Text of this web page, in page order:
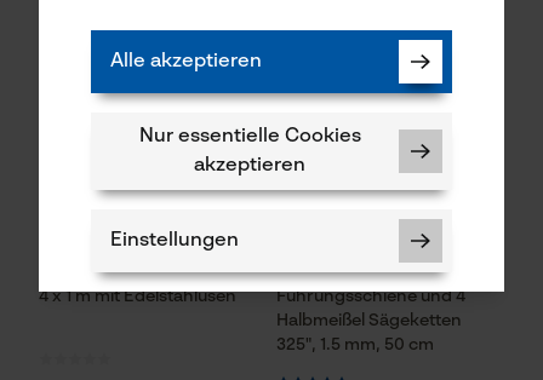
KOX Warn-/Tarnnetz Wald
4 x 1 m mit Edelstahlüsen
KOX Tri-Star Satz mit
Führungsschiene und 4
Halbmeißel Sägeketten
325", 1.5 mm, 50 cm
Alle akzeptieren
Nur essentielle Cookies
akzeptieren
Einstellungen